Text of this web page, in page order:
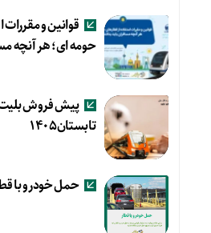
قوانین و
حومه ای؛ هر آنچه
پیش فروش
تابستان۱۴۰۵
حمل خودرو با